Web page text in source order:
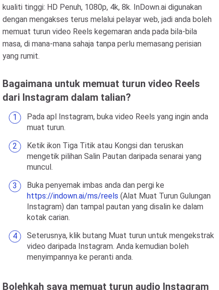
kualiti tinggi: HD Penuh, 1080p, 4k, 8k. InDown.ai digunakan
dengan mengakses terus melalui pelayar web, jadi anda boleh
memuat turun video Reels kegemaran anda pada bila-bila
masa, di mana-mana sahaja tanpa perlu memasang perisian
yang rumit.
Bagaimana untuk memuat turun video Reels
dari Instagram dalam talian?
Pada apl Instagram, buka video Reels yang ingin anda
muat turun.
Ketik ikon Tiga Titik atau Kongsi dan teruskan
mengetik pilihan Salin Pautan daripada senarai yang
muncul.
Buka penyemak imbas anda dan pergi ke
https://indown.ai/ms/reels (Alat Muat Turun Gulungan
Instagram) dan tampal pautan yang disalin ke dalam
kotak carian.
Seterusnya, klik butang Muat turun untuk mengekstrak
video daripada Instagram. Anda kemudian boleh
menyimpannya ke peranti anda.
Bolehkah saya memuat turun audio Instagram